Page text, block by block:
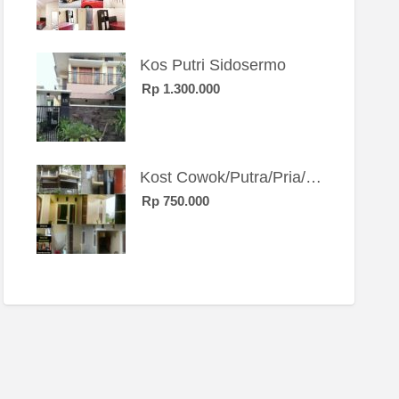
Kos Putri Sidosermo
Rp 1.300.000
Kost Cowok/Putra/Pria/Mahasiswa/Karyawan SIngle eksklusif bangunan baru
Rp 750.000